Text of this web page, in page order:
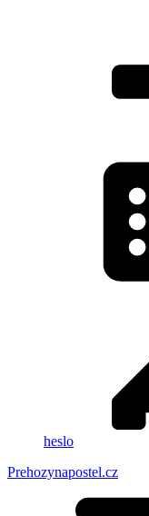
heslo
Prehozynapostel.cz